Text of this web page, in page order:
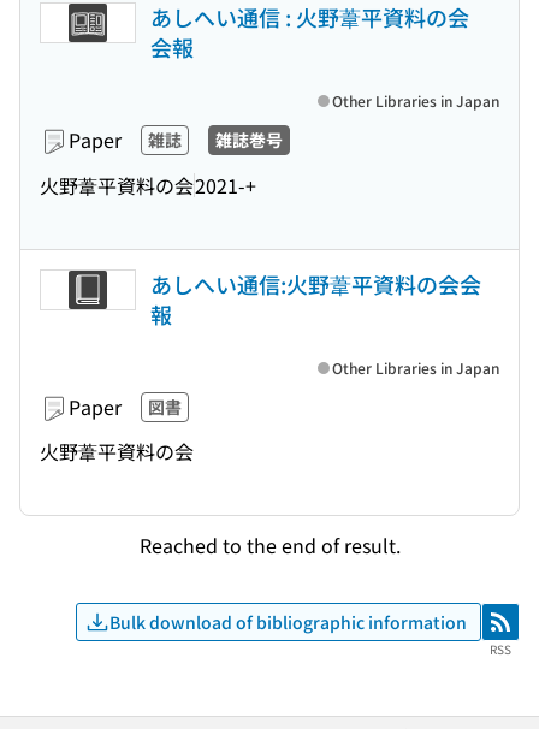
あしへい通信 : 火野葦平資料の会
会報
Paper 雑誌 雑誌巻号
火野葦平資料の会2021-+
Other Libraries in Japan
あしへい通信:火野葦平資料の会会
報
Paper 図書
火野葦平資料の会
Other Libraries in Japan
Reached to the end of result.
Bulk download of bibliographic information RSS
RSS